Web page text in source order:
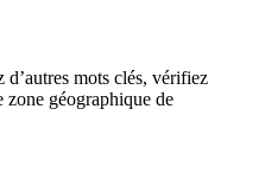
d’autres mots clés, vérifiez
zone géographique de